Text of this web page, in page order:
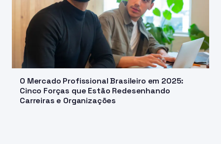
O Mercado Profissional Brasileiro em 2025:
Cinco Forças que Estão Redesenhando
Carreiras e Organizações